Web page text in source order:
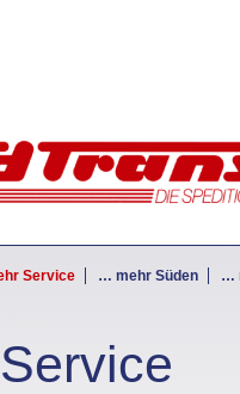
Service … mehr Süden …